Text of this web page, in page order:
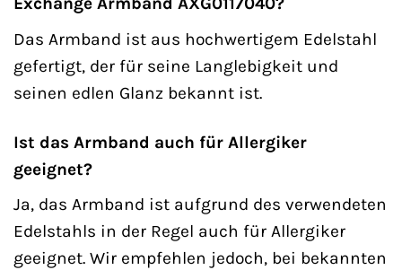
Das Armband ist aus hochwertigem Edelstahl
gefertigt, der für seine Langlebigkeit und
seinen edlen Glanz bekannt ist.
Ist das Armband auch für Allergiker
geeignet?
Ja, das Armband ist aufgrund des verwendeten
Edelstahls in der Regel auch für Allergiker
geeignet. Wir empfehlen jedoch, bei bekannten